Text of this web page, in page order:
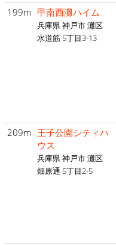
199m 甲南西灘ハイム
兵庫県 神戸市 灘区
水道筋 5丁目3-13
209m 王子公園シティハ
ウス
兵庫県 神戸市 灘区
畑原通 5丁目2-5